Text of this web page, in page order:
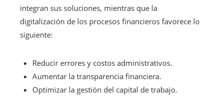
integran sus soluciones, mientras que la
digitalización de los procesos financieros favorece lo
siguiente:
Reducir errores y costos administrativos.
Aumentar la transparencia financiera.
Optimizar la gestión del capital de trabajo.